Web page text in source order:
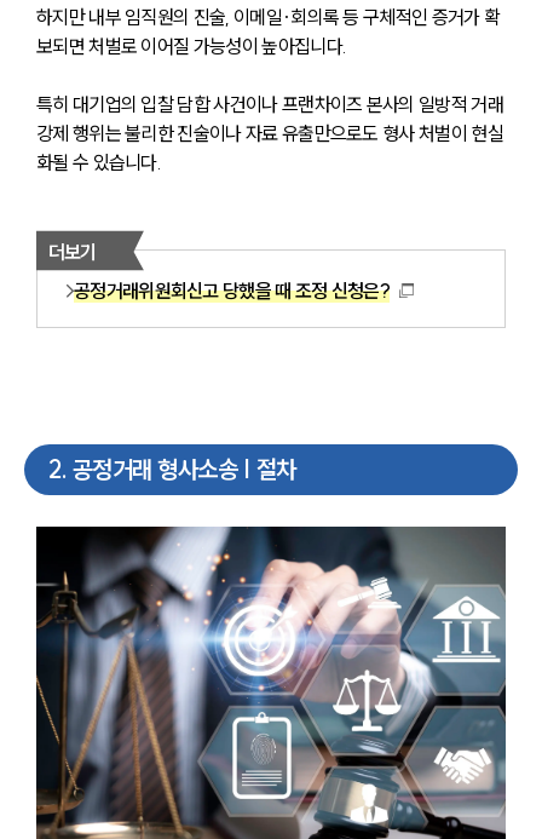
하지만 내부 임직원의 진술, 이메일·회의록 등 구체적인 증거가 확
보되면 처벌로 이어질 가능성이 높아집니다.
특히 대기업의 입찰 담합 사건이나 프랜차이즈 본사의 일방적 거래
강제 행위는 불리한 진술이나 자료 유출만으로도 형사 처벌이 현실
화될 수 있습니다.
더보기
공정거래위원회신고 당했을 때 조정 신청은?
2. 공정거래 형사소송 | 절차